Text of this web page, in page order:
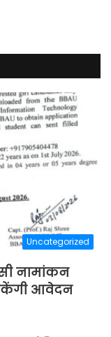
Uncategorized
नामांकन
आवेदन